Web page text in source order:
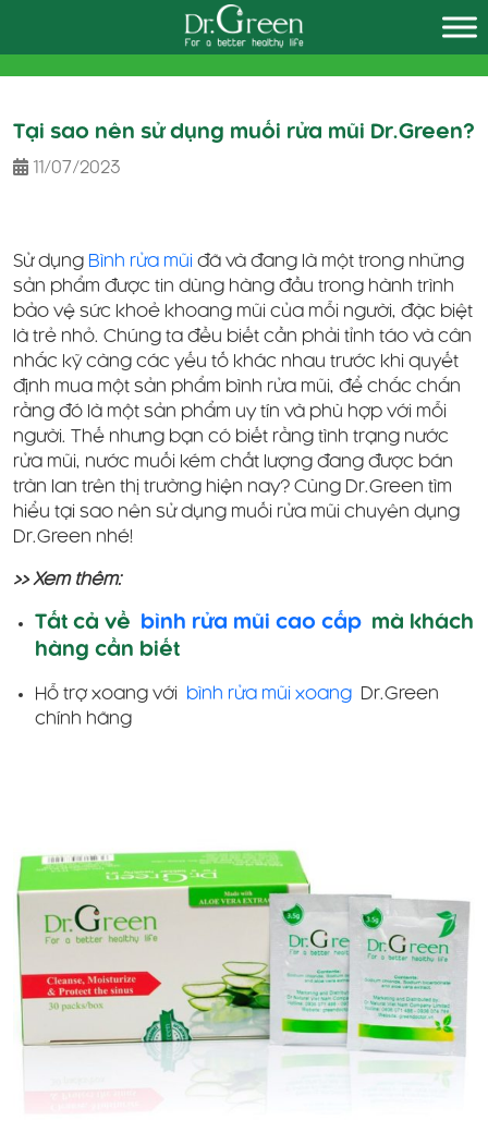
Tại sao nên sử dụng muối rửa mũi Dr.Green?
11/07/2023
Sử dụng Bình rửa mũi đã và đang là một trong những
sản phẩm được tin dùng hàng đầu trong hành trình
bảo vệ sức khoẻ khoang mũi của mỗi người, đặc biệt
là trẻ nhỏ. Chúng ta đều biết cần phải tỉnh táo và cân
nhắc kỹ càng các yếu tố khác nhau trước khi quyết
định mua một sản phẩm bình rửa mũi, để chắc chắn
rằng đó là một sản phẩm uy tín và phù hợp với mỗi
người. Thế nhưng bạn có biết rằng tình trạng nước
rửa mũi, nước muối kém chất lượng đang được bán
tràn lan trên thị trường hiện nay? Cùng Dr.Green tìm
hiểu tại sao nên sử dụng muối rửa mũi chuyên dụng
Dr.Green nhé!
>> Xem thêm:
Tất cả về bình rửa mũi cao cấp mà khách
hàng cần biết
Hỗ trợ xoang với bình rửa mũi xoang Dr.Green
chính hãng